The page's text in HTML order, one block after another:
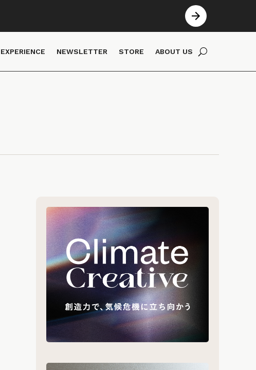
EXPERIENCE NEWSLETTER STORE ABOUT US